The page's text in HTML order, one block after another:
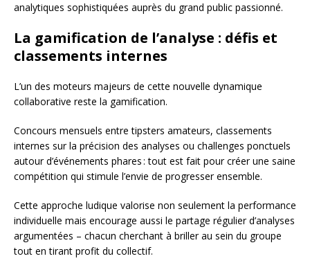
analytiques sophistiquées auprès du grand public passionné.
La gamification de l’analyse : défis et
classements internes
L’un des moteurs majeurs de cette nouvelle dynamique
collaborative reste la gamification.
Concours mensuels entre tipsters amateurs, classements
internes sur la précision des analyses ou challenges ponctuels
autour d’événements phares : tout est fait pour créer une saine
compétition qui stimule l’envie de progresser ensemble.
Cette approche ludique valorise non seulement la performance
individuelle mais encourage aussi le partage régulier d’analyses
argumentées – chacun cherchant à briller au sein du groupe
tout en tirant profit du collectif.